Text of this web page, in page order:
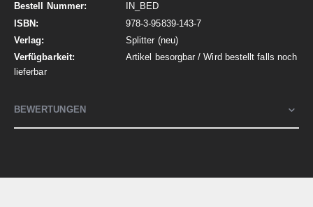
IN_BED
978-3-95839-143-7
Splitter (neu)
Artikel besorgbar / Wird bestellt falls noch
lieferbar
BEWERTUNGEN